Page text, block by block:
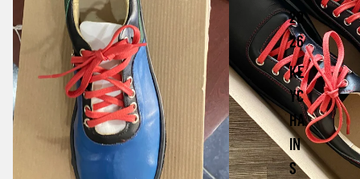
20
26
KE
YC
HA
IN
S
S
E
R
I
E
S
2
0
2
6